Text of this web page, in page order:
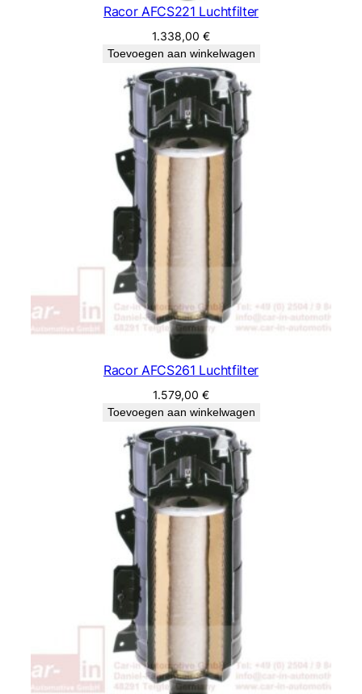
Racor AFCS221 Luchtfilter
1.338,00 €
Toevoegen aan winkelwagen
Racor AFCS261 Luchtfilter
1.579,00€
Toevoegen aan winkelwagen